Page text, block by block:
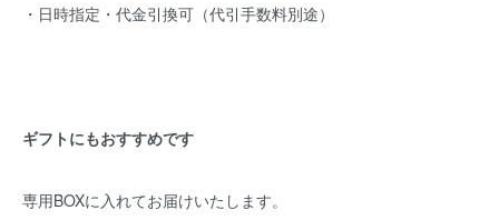
・日時指定・代金引換可（代引手数料別途）
ギフトにもおすすめです
専用BOXに入れてお届けいたします。